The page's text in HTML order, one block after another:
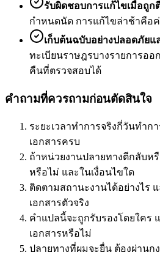
รับผิดชอบการแก้ไขเมื่อถูก
กำหนดนัด การแก้ไขล่าช้าคือ
เก็บต้นฉบับอย่างปลอดภัยแ
ทะเบียนราษฎรบางรายการอ
คืนที่ตรวจสอบได้
คำถามที่ควรถามก่อนตัดสินใจ
ระยะเวลาทำการจริงกี่วันทำก
เอกสารครบ
ถ้าหน่วยงานปลายทางตีกลับห
หรือไม่ และในเงื่อนไขใด
ติดตามสถานะงานได้อย่างไร
เอกสารตัวจริง
คำแปลนี้จะถูกรับรองโดยใคร
เอกสารหรือไม่
ปลายทางที่ผมจะยื่น ต้องผ่าน